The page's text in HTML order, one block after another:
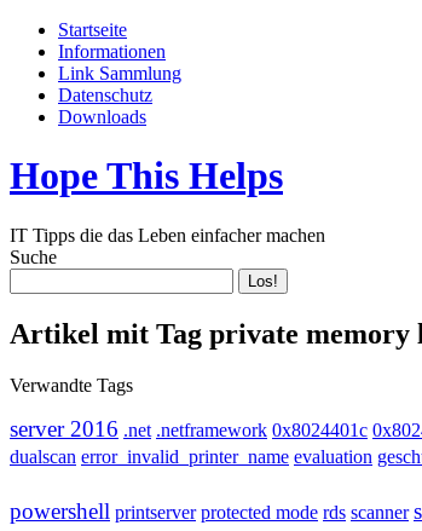
Startseite
Informationen
Link Sammlung
Datenschutz
Downloads
Hope This Helps
IT Tipps die das Leben einfacher machen
Suche
Artikel mit Tag private memory
Verwandte Tags
server 2016 .net .netframework 0x8024401c
dualscan error_invalid_printer_name evaluation
powershell printserver protected mode rds scanner